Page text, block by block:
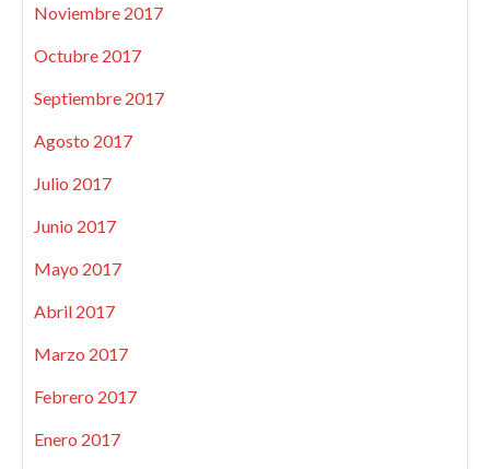
Noviembre 2017
Octubre 2017
Septiembre 2017
Agosto 2017
Julio 2017
Junio 2017
Mayo 2017
Abril 2017
Marzo 2017
Febrero 2017
Enero 2017